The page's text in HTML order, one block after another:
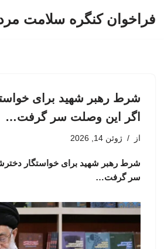
فراخوان کنگره سلامت
شرط رهبر شهید برای
اگر این وصلت سر گرفت…
از ژوئن 14, 2026
شرط رهبر شهید برای خواستگار
سر گرفت…